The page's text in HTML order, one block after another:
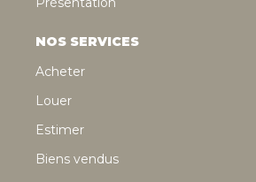
NOS SERVICES
Acheter
Louer
Estimer
Biens vendus